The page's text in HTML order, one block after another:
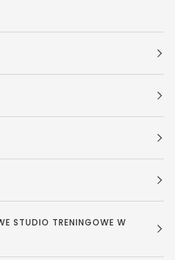
STUDIO TRENINGOWE W